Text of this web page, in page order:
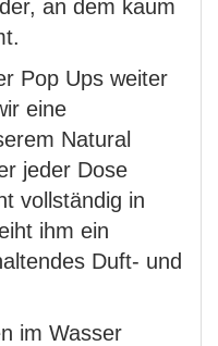
an dem kaum
Pop Ups weiter
eine
Natural
jeder Dose
vollständig in
ihm ein
Duft- und
im Wasser